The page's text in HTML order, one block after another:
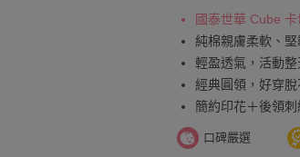
國泰世華 Cube
純棉親膚柔軟、堅
輕盈透氣，活動
經典圓領，好穿
簡約印花＋後領
口碑嚴選